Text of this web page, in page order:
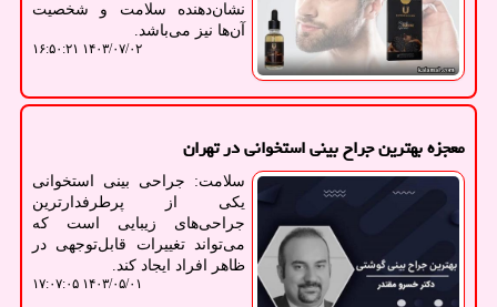
نشان‌دهنده سلامت و شخصیت
آن‌ها نیز می‌باشد.
۱۴۰۳/۰۷/۰۲ ۱۶:۵۰:۲۱
معجزه بهترین جراح بینی استخوانی در تهران
سلامت: جراحی بینی استخوانی
یکی از پرطرفدارترین
جراحی‌های زیبایی است که
می‌تواند تغییرات قابل‌توجهی در
ظاهر افراد ایجاد کند.
۱۴۰۳/۰۵/۰۱ ۱۷:۰۷:۰۵